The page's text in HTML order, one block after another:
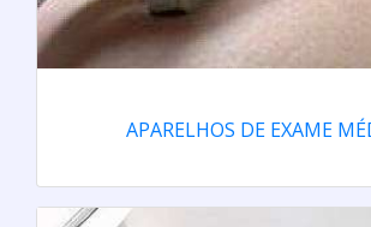
APARELHOS DE EXAME